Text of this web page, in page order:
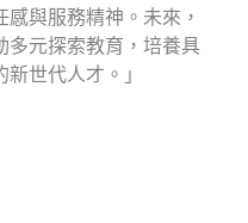
與服務精神。未來，
多元探索教育，培養具
世代人才。」